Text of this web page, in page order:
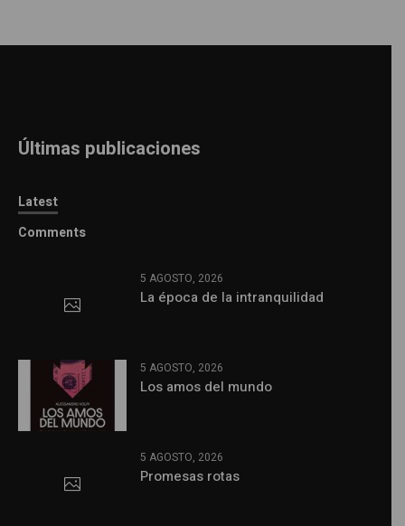
Últimas publicaciones
Latest
Comments
5 AGOSTO, 2026
La época de la intranquilidad
5 AGOSTO, 2026
Los amos del mundo
5 AGOSTO, 2026
Promesas rotas